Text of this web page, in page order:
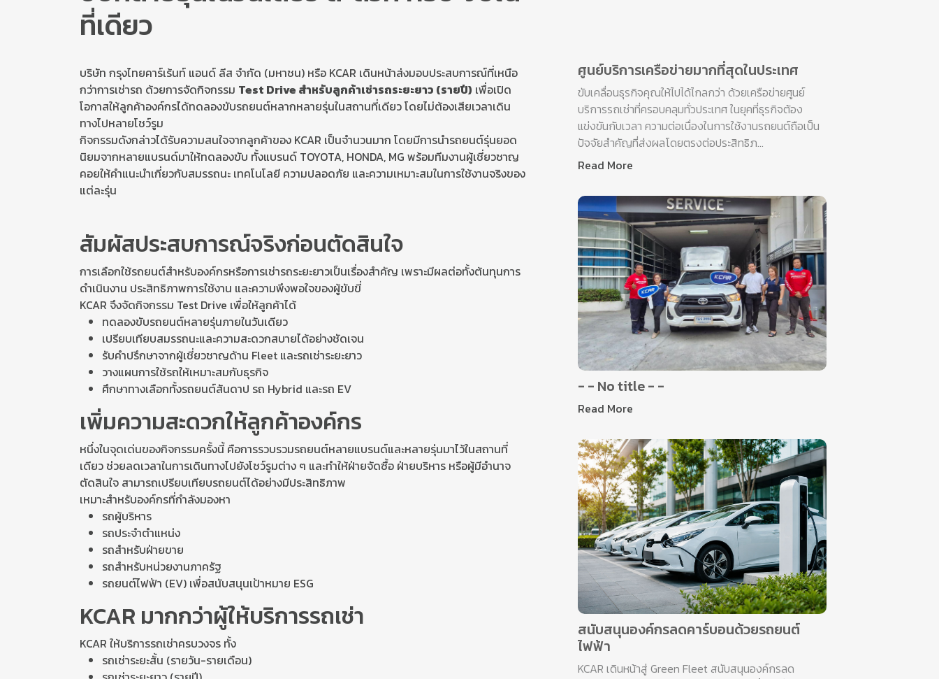
ที่เดียว
บริษัท กรุงไทยคาร์เร้นท์ แอนด์ ลีส จำกัด (มหาชน) หรือ KCAR เดินหน้าส่งมอบประสบการณ์ที่เหนือ
กว่าการเช่ารถ ด้วยการจัดกิจกรรม Test Drive สำหรับลูกค้าเช่ารถระยะยาว (รายปี) เพื่อเปิด
โอกาสให้ลูกค้าองค์กรได้ทดลองขับรถยนต์หลากหลายรุ่นในสถานที่เดียว โดยไม่ต้องเสียเวลาเดิน
ทางไปหลายโชว์รูม
กิจกรรมดังกล่าวได้รับความสนใจจากลูกค้าของ KCAR เป็นจำนวนมาก โดยมีการนำรถยนต์รุ่นยอด
นิยมจากหลายแบรนด์มาให้ทดลองขับ ทั้งแบรนด์ TOYOTA, HONDA, MG พร้อมทีมงานผู้เชี่ยวชาญ
คอยให้คำแนะนำเกี่ยวกับสมรรถนะ เทคโนโลยี ความปลอดภัย และความเหมาะสมในการใช้งานจริงของ
แต่ละรุ่น
สัมผัสประสบการณ์จริงก่อนตัดสินใจ
การเลือกใช้รถยนต์สำหรับองค์กรหรือการเช่ารถระยะยาวเป็นเรื่องสำคัญ เพราะมีผลต่อทั้งต้นทุนการ
ดำเนินงาน ประสิทธิภาพการใช้งาน และความพึงพอใจของผู้ขับขี่
KCAR จึงจัดกิจกรรม Test Drive เพื่อให้ลูกค้าได้
ทดลองขับรถยนต์หลายรุ่นภายในวันเดียว
เปรียบเทียบสมรรถนะและความสะดวกสบายได้อย่างชัดเจน
รับคำปรึกษาจากผู้เชี่ยวชาญด้าน Fleet และรถเช่าระยะยาว
วางแผนการใช้รถให้เหมาะสมกับธุรกิจ
ศึกษาทางเลือกทั้งรถยนต์สันดาป รถ Hybrid และรถ EV
เพิ่มความสะดวกให้ลูกค้าองค์กร
หนึ่งในจุดเด่นของกิจกรรมครั้งนี้ คือการรวบรวมรถยนต์หลายแบรนด์และหลายรุ่นมาไว้ในสถานที่
เดียว ช่วยลดเวลาในการเดินทางไปยังโชว์รูมต่าง ๆ และทำให้ฝ่ายจัดซื้อ ฝ่ายบริหาร หรือผู้มีอำนาจ
ตัดสินใจ สามารถเปรียบเทียบรถยนต์ได้อย่างมีประสิทธิภาพ
เหมาะสำหรับองค์กรที่กำลังมองหา
รถผู้บริหาร
รถประจำตำแหน่ง
รถสำหรับฝ่ายขาย
รถสำหรับหน่วยงานภาครัฐ
รถยนต์ไฟฟ้า (EV) เพื่อสนับสนุนเป้าหมาย ESG
KCAR มากกว่าผู้ให้บริการรถเช่า
KCAR ให้บริการรถเช่าครบวงจร ทั้ง
รถเช่าระยะสั้น (รายวัน-รายเดือน)
ศูนย์บริการเครือข่ายมากที่สุดในประเทศ
ขับเคลื่อนธุรกิจคุณให้ไปได้ไกลกว่า ด้วยเครือข่ายศูนย์
บริการรถเช่าที่ครอบคลุมทั่วประเทศ ในยุคที่ธุรกิจต้อง
แข่งขันกับเวลา ความต่อเนื่องในการใช้งานรถยนต์ถือเป็น
ปัจจัยสำคัญที่ส่งผลโดยตรงต่อประสิทธิภ...
Read More
- - No title - -
Read More
สนับสนุนองค์กรลดคาร์บอนด้วยรถยนต์
ไฟฟ้า
KCAR เดินหน้าสู่ Green Fleet สนับสนุนองค์กรลด